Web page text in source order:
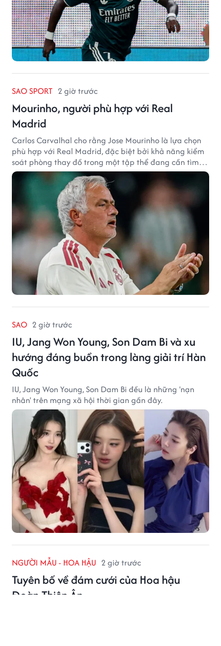
SAO SPORT 2 giờ trước
Mourinho, người phù hợp với Real
Madrid
Carlos Carvalhal cho rằng Jose Mourinho là lựa chọn
phù hợp với Real Madrid, đặc biệt bởi khả năng kiểm
soát phòng thay đồ trong một tập thể đang cần tìm
lại sự ổn định.
SAO 2 giờ trước
IU, Jang Won Young, Son Dam Bi và xu
hướng đáng buồn trong làng giải trí Hàn
Quốc
IU, Jang Won Young, Son Dam Bi đều là những 'nạn
nhân' trên mạng xã hội thời gian gần đây.
NGƯỜI MẪU - HOA HẬU 2 giờ trước
Tuyên bố về đám cưới của Hoa hậu
Đoàn Thiên Ân